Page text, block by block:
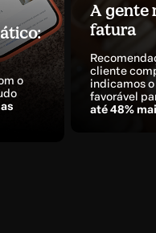
o
A gente
fatura
cliente
indicamos
favorável
até 48%